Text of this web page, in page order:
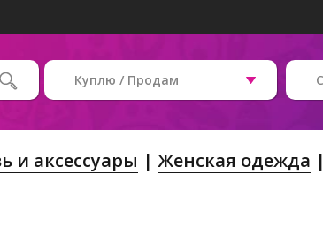
Куплю / Продам
и аксессуары Женская одежда